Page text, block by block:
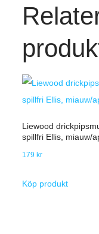
Liewood
spillfri Ellis, miauw/
179 kr
Köp produkt